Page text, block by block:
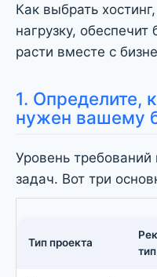
Как выбрать
нагрузку, обеспечит
расти вместе с
1. Определите,
нужен вашему
Уровень
задач. Вот три
Тип проекта